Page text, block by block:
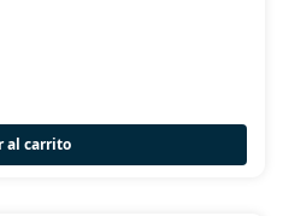
al carrito